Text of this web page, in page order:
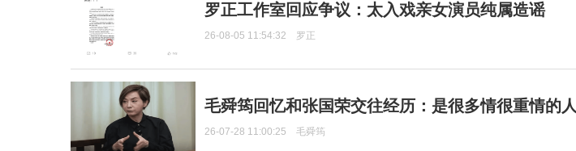
罗正工作室回应争议：太入戏亲女演员纯属造谣
26-08-05 11:54:32 罗正
毛舜筠回忆和张国荣交往经历：是很多情很重情的人
26-07-28 11:00:25 毛舜筠